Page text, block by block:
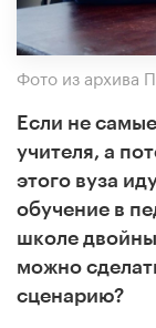
Фото из архива
Если не
учителя, а
этого вуза
обучение в
школе
можно
сценарию?